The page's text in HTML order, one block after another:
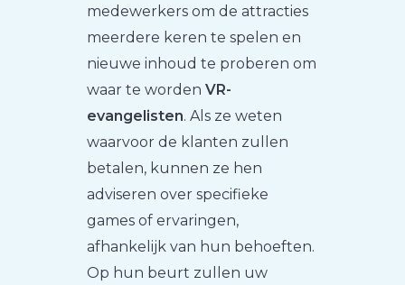
medewerkers om de attracties
meerdere keren te spelen en
nieuwe inhoud te proberen om
waar te wordenVR-
evangelisten. Als ze weten
waarvoor de klanten zullen
betalen, kunnen ze hen
adviseren over specifieke
games of ervaringen,
afhankelijk van hun behoeften.
Op hun beurt zullen uw